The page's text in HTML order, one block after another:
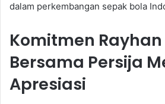
dalam perkembangan sepak bola
Komitmen
Bersama Persija
Apresiasi